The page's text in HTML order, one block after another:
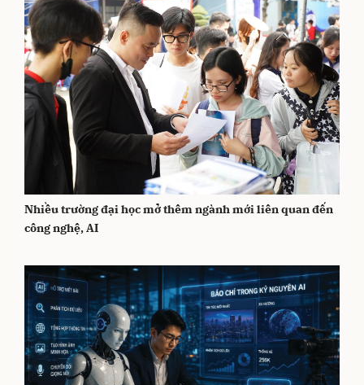
Nhiều trường đại học mở thêm ngành mới liên quan đến
công nghệ, AI